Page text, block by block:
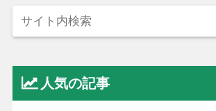
人気の記事